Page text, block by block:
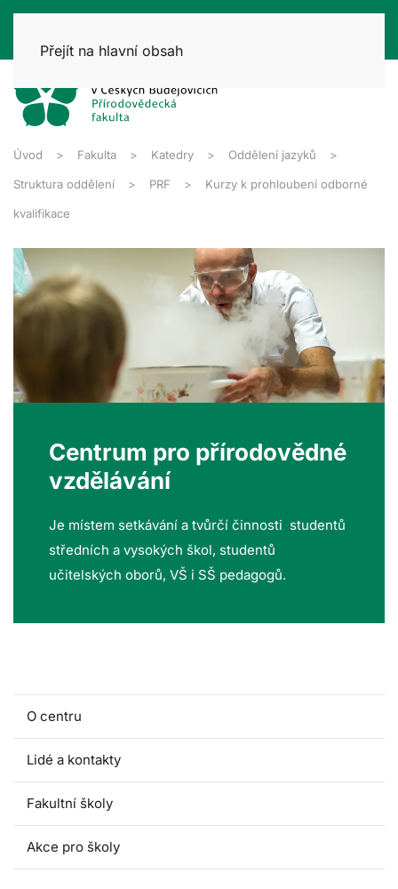
Přejít na hlavní obsah
Úvod Fakulta Katedry Oddělení jazyků
Struktura oddělení PRF Kurzy k prohloubení odborné
kvalifikace
Centrum pro přírodovědné
vzdělávání
Je místem setkávání a tvůrčí činnosti studentů
středních a vysokých škol, studentů
učitelských oborů, VŠ i SŠ pedagogů.
O centru
Lidé a kontakty
Fakultní školy
Akce pro školy